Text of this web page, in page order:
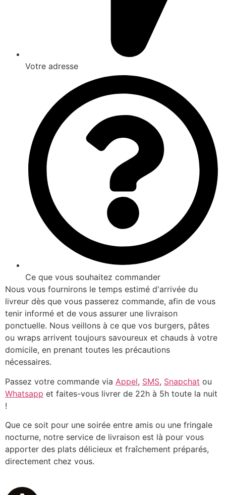
Votre adresse
Ce que vous souhaitez commander
Nous vous fournirons le temps estimé d'arrivée du
livreur dès que vous passerez commande, afin de vous
tenir informé et de vous assurer une livraison
ponctuelle. Nous veillons à ce que vos burgers, pâtes
ou wraps arrivent toujours savoureux et chauds à votre
domicile, en prenant toutes les précautions
nécessaires.
Passez votre commande via Appel, SMS, Snapchat ou
Whatsapp et faites-vous livrer de 22h à 5h toute la nuit
!
Que ce soit pour une soirée entre amis ou une fringale
nocturne, notre service de livraison est là pour vous
apporter des plats délicieux et fraîchement préparés,
directement chez vous.